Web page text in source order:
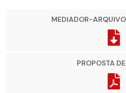
MEDIADOR-
PROPOSTA